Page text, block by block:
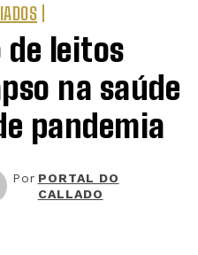
de leitos
na saúde
pandemia
Por PORTAL DO
CALLADO